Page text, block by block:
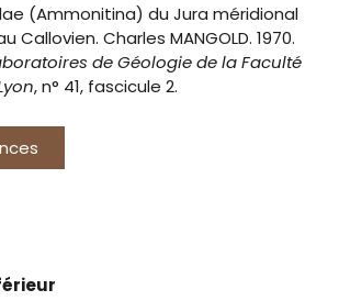
(Ammonitina) du Jura méridional
Callovien. Charles MANGOLD. 1970.
de Géologie de la Faculté
, n° 41, fascicule 2.